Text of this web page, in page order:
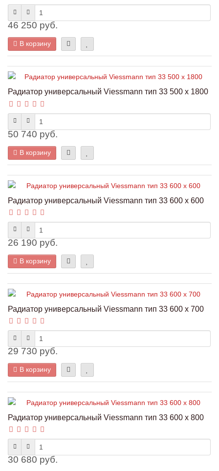
46 250 руб.
В корзину
Радиатор универсальный Viessmann тип 33 500 x 1800
50 740 руб.
В корзину
Радиатор универсальный Viessmann тип 33 600 x 600
26 190 руб.
В корзину
Радиатор универсальный Viessmann тип 33 600 x 700
29 730 руб.
В корзину
Радиатор универсальный Viessmann тип 33 600 x 800
30 680 руб.